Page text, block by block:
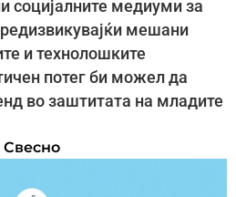
социјалните медиуми за
мешани
и технолошките
потег би можел да
во заштитата на младите
Свесно